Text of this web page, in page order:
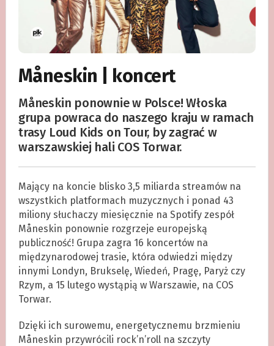
Måneskin | koncert
Måneskin ponownie w Polsce! Włoska
grupa powraca do naszego kraju w ramach
trasy Loud Kids on Tour, by zagrać w
warszawskiej hali COS Torwar.
Mający na koncie blisko 3,5 miliarda streamów na
wszystkich platformach muzycznych i ponad 43
miliony słuchaczy miesięcznie na Spotify zespół
Måneskin ponownie rozgrzeje europejską
publiczność! Grupa zagra 16 koncertów na
międzynarodowej trasie, która odwiedzi między
innymi Londyn, Brukselę, Wiedeń, Pragę, Paryż czy
Rzym, a 15 lutego wystąpią w Warszawie, na COS
Torwar.
Dzięki ich surowemu, energetycznemu brzmieniu
Måneskin przywrócili rock’n’roll na szczyty